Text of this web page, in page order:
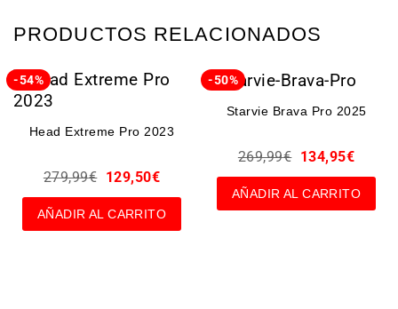
PRODUCTOS RELACIONADOS
-54%
Head Extreme Pro 2023
279,99€ 129,50€
AÑADIR AL CARRITO
-50%
Starvie Brava Pro 2025
269,99€ 134,95€
AÑADIR AL CARRITO